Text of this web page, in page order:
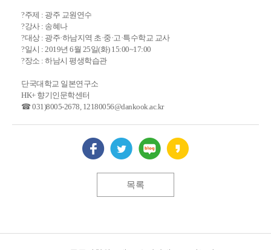
?주제 : 광주 교원연수
?강사 : 송혜나
?대상 : 광주·하남지역 초·중·고·특수학교 교사
?일시 : 2019년 6월 25일(화) 15:00~17:00
?장소 : 하남시 평생학습관
단국대학교 일본연구소
HK+ 향기인문학센터
☎ 031)8005-2678, 12180056@dankook.ac.kr
목록